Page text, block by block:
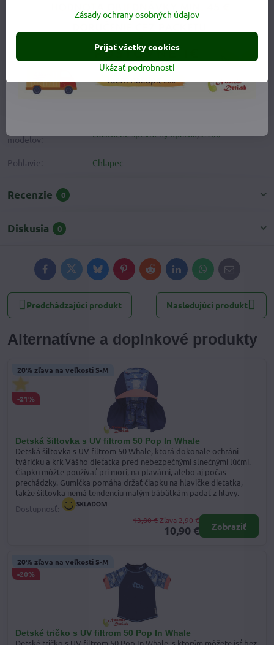
Viac z kategórie
Detská obuv
Detské plátenky - plátené tenisky
Chlapčenské plátenky
Doplnkové informácie
modelov:
čiastočne spevnený opätok,C100
Pohlavie: Chlapec
Recenzie 0
Diskusia 0
FacebookTwitterBlueskyPinterestRedditLinkedInWhatsApp
E-
mail
Predchádzajúci produkt Nasledujúci produkt
Alternatívne a doplnkové produkty
Detská šiltovka s UV filtrom 50 Pop In Whale
20% zľava na veľkosti S-M
-21%
Detská šiltovka s UV filtrom 50 Whale, ktorá dokonale ochráni
tváričku a krk Vášho dieťatka pred nebezpečnými slnečnými lúčmi.
Čiapku môžte používať pri mori, na plavárni, alebo aj počas
prechádzky. Gumička pomáha držať čiapku na hlavičke dieťatka,
takže šiltovka nemá tendenciu malým bábätkám padať z hlavy.
Dostupnosť:
10,90 €
13,80 € Zľava 2,90 €
Zobraziť
Detské tričko s UV filtrom 50 Pop In Whale
20% zľava na veľkosti S-M
-20%
Zásady ochrany osobných údajov
Ukázať podrobnosti
Prijať všetky cookies